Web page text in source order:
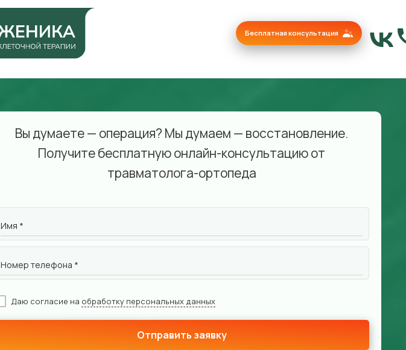
Бесплатная консультация
Вы думаете — операция? Мы думаем — восстановление.
Получите бесплатную онлайн-консультацию от
травматолога-ортопеда
Имя *
Номер телефона *
Даю согласие на обработку персональных данных
Отправить заявку